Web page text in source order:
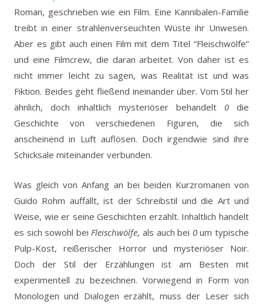
Roman, geschrieben wie ein Film. Eine Kannibalen-Familie
treibt in einer strahlenverseuchten Wüste ihr Unwesen.
Aber es gibt auch einen Film mit dem Titel “Fleischwölfe”
und eine Filmcrew, die daran arbeitet. Von daher ist es
nicht immer leicht zu sagen, was Realität ist und was
Fiktion. Beides geht fließend ineinander über. Vom Stil her
ähnlich, doch inhaltlich mysteriöser behandelt 0 die
Geschichte von verschiedenen Figuren, die sich
anscheinend in Luft auflösen. Doch irgendwie sind ihre
Schicksale miteinander verbunden.
Was gleich von Anfang an bei beiden Kurzromanen von
Guido Rohm auffällt, ist der Schreibstil und die Art und
Weise, wie er seine Geschichten erzählt. Inhaltlich handelt
es sich sowohl bei Fleischwölfe, als auch bei 0um typische
Pulp-Kost, reißerischer Horror und mysteriöser Noir.
Doch der Stil der Erzählungen ist am Besten mit
experimentell zu bezeichnen. Vorwiegend in Form von
Monologen und Dialogen erzählt, muss der Leser sich